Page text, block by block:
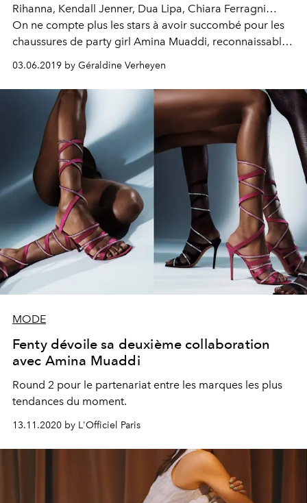
Rihanna, Kendall Jenner, Dua Lipa, Chiara Ferragni…
On ne compte plus les stars à avoir succombé pour les
chaussures de party girl Amina Muaddi, reconnaissables
à leurs talons arty signature. Zoom sur ce label qui
risque bien de détrôner Christian Louboutin et sa
fameuse semelle rouge au rang de chaussures stars du
tapis rouge.
03.06.2019 by Géraldine Verheyen
MODE
Fenty dévoile sa deuxième collaboration
avec Amina Muaddi
Round 2 pour le partenariat entre les marques les plus
tendances du moment.
13.11.2020 by L'Officiel Paris